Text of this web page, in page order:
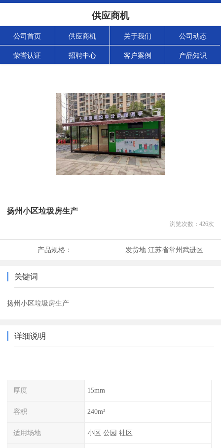
供应商机
公司首页 供应商机 关于我们 公司动态
荣誉认证 招聘中心 客户案例 产品知识
扬州小区垃圾房生产
浏览次数： 426次
产品规格： 发货地:江苏省常州武进区
关键词
扬州小区垃圾房生产
详细说明
厚度 15mm
容积 240m³
适用场地 小区 公园 社区